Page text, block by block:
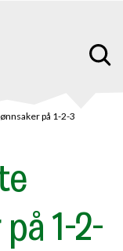
på 1-2-3
1-2-